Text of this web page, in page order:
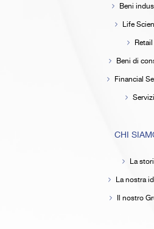
Beni
Life
Retail
Beni di
Financial
Servizi
CHI
La
La nostra
Il nostro